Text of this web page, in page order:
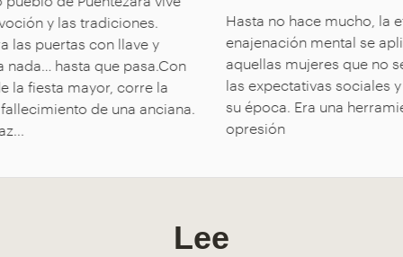
y las tradiciones.
las puertas con llave y
hasta que pasa.Con
la fiesta mayor, corre la
de una anciana.
Hasta no hace mucho, la
enajenación mental se
aquellas mujeres que no
las expectativas sociales
su época. Era una
opresión
Lee